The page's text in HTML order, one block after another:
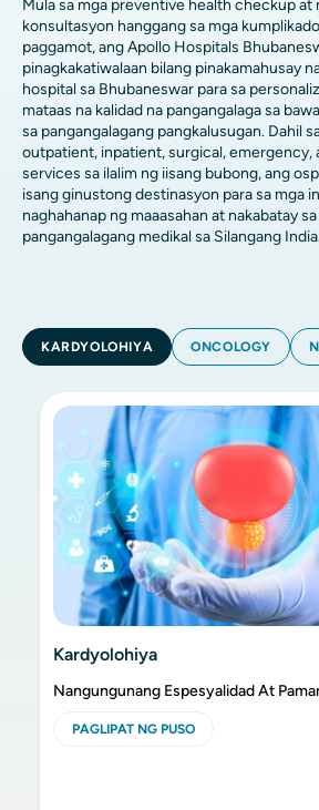
Mula sa mga preventive health checkup at
konsultasyon hanggang sa mga
paggamot, ang Apollo Hospitals
pinagkakatiwalaan bilang pinakamahusay
hospital sa Bhubaneswar para sa
mataas na kalidad na pangangalaga sa
sa pangangalagang pangkalusugan. Dahil
outpatient, inpatient, surgical, emergency,
services sa ilalim ng iisang bubong, ang
isang ginustong destinasyon para sa mga
naghahanap ng maaasahan at nakabatay
pangangalagang medikal sa Silangang
KARDYOLOHIYA ONCOLOGY
Kardyolohiya
Nangungunang Espesyalidad At
PAGLIPAT NG PUSO